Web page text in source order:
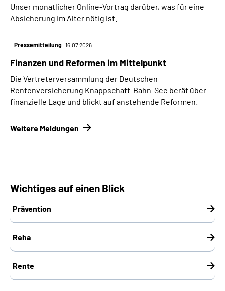
Unser monatlicher Online-Vortrag darüber, was für eine
Absicherung im Alter nötig ist.
Pressemitteilung 16.07.2026
Finanzen und Reformen im Mittelpunkt
Die Vertreterversammlung der Deutschen
Rentenversicherung Knappschaft-Bahn-See berät über
finanzielle Lage und blickt auf anstehende Reformen.
Weitere Meldungen
Wichtiges auf einen Blick
Prävention
Reha
Rente